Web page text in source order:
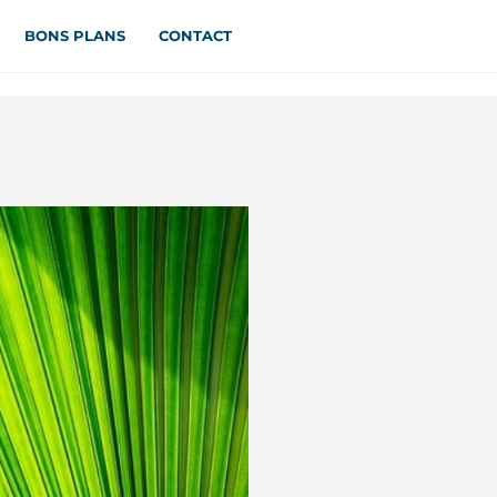
BONS PLANS CONTACT